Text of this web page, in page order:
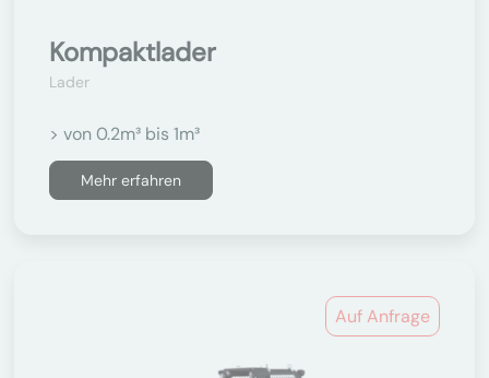
Kompaktlader
Lader
> von 0.2m³ bis 1m³
Mehr erfahren
Auf Anfrage